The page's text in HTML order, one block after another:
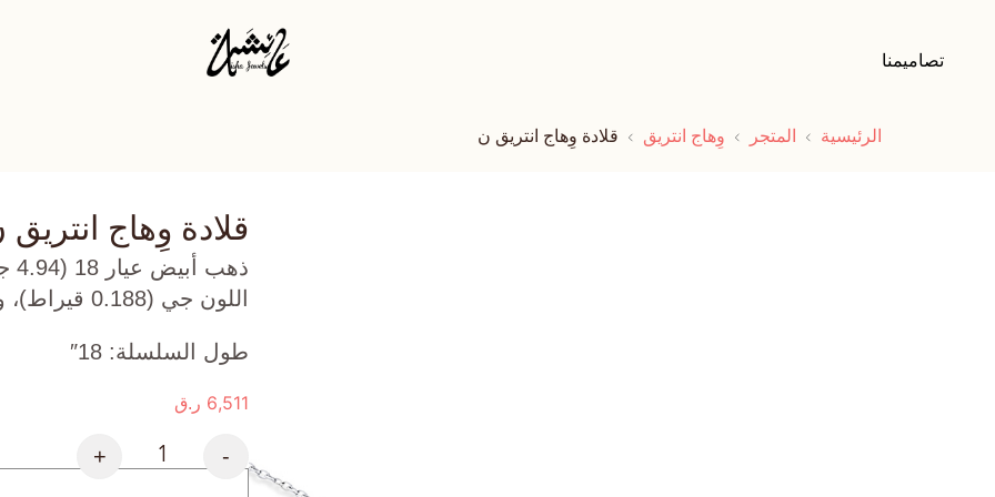
تصاميمنا
الرئيسية المتجر وِهاج انتريق قلادة وِهاج انتريق ن
قلادة وِهاج
اللون جي (0.188 قيراط)، وفيروز (0.415 جرام) تقريبًا.
طول السلسلة: 18″
6,511 ر.ق
-
+